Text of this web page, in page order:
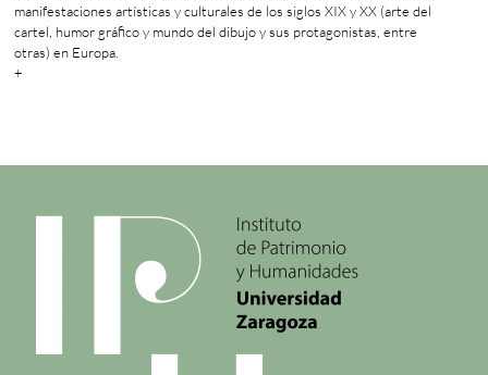
manifestaciones artísticas y culturales de los siglos XIX y XX (arte del
cartel, humor gráfico y mundo del dibujo y sus protagonistas, entre
otras) en Europa.
+